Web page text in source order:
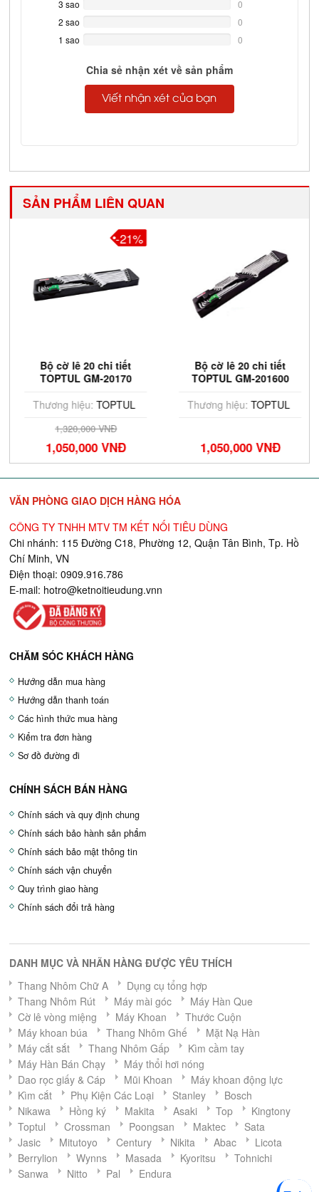
3 sao
Complete
0
2 sao
Complete
0
1 sao
0
Chia sẻ nhận xét về sản phẩm
Viết nhận xét của bạn
SẢN PHẨM LIÊN QUAN
Bộ cờ lê 20 chi tiết
TOPTUL GM-20170
Thương hiệu:TOPTUL
1,320,000 VNĐ
1,050,000 VNĐ
-21%
Bộ cờ lê 20 chi tiết
TOPTUL GM-201600
Thương hiệu:TOPTUL
1,050,000 VNĐ
VĂN PHÒNG GIAO DỊCH HÀNG HÓA
CÔNG TY TNHH MTV TM KẾT NỐI TIÊU DÙNG
Chi nhánh: 115 Đường C18, Phường 12, Quận Tân Bình, Tp. Hồ
Chí Minh, VN
Điện thoại: 0909.916.786
E-mail: hotro@ketnoitieudung.vnn
CHĂM SÓC KHÁCH HÀNG
Hướng dẫn mua hàng
Hướng dẫn thanh toán
Các hình thức mua hàng
Kiểm tra đơn hàng
Sơ đồ đường đi
CHÍNH SÁCH BÁN HÀNG
Chính sách và quy định chung
Chính sách bảo hành sản phẩm
Chính sách bảo mật thông tin
Chính sách vận chuyển
Quy trình giao hàng
Chính sách đổi trả hàng
DANH MỤC VÀ NHÃN HÀNG ĐƯỢC YÊU THÍCH
Thang Nhôm Chữ A
Dụng cụ tổng hợp
Thang Nhôm Rút
Máy mài góc
Máy Hàn Que
Cờ lê vòng miệng
Máy Khoan
Thước Cuộn
Máy khoan búa
Thang Nhôm Ghế
Mặt Nạ Hàn
Máy cắt sắt
Thang Nhôm Gấp
Kìm cầm tay
Máy Hàn Bán Chạy
Máy thổi hơi nóng
Dao rọc giấy & Cáp
Mũi Khoan
Máy khoan động lực
Kìm cắt
Phụ Kiện Các Loại Stanley
Bosch
Nikawa
Hồng ký Makita Asaki Top
Kingtony
Toptul
Crossman Poongsan Maktec
Sata
Jasic
Mitutoyo Century Nikita Abac
Licota
Berrylion
Wynns Masada Kyoritsu
Tohnichi
Sanwa
Nitto Pal Endura